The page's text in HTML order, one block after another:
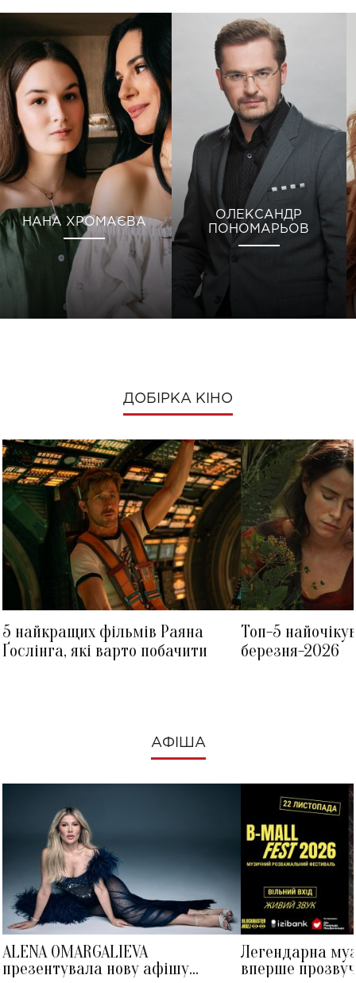
НАНА ХРОМАЄВА
ОЛЕКСАНДР
ПОНОМАРЬОВ
ДОБІРКА КІНО
5 найкращих фільмів Раяна
Ґослінга, які варто побачити
Топ-5
березня-2026
АФІША
ALENA OMARGALIEVA
презентувала нову афішу
Легендарна
вперше